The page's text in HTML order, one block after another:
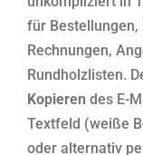
für
Rechnungen,
Rundholzlisten.
Kopieren des E-
Textfeld (weiße
oder alternativ